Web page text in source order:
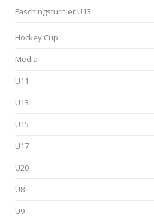
Faschingsturnier U13
Hockey Cup
Media
U11
U13
U15
U17
U20
U8
U9